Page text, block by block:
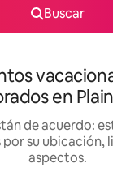
Buscar
en
de acuerdo:
por su ubicación,
aspectos.